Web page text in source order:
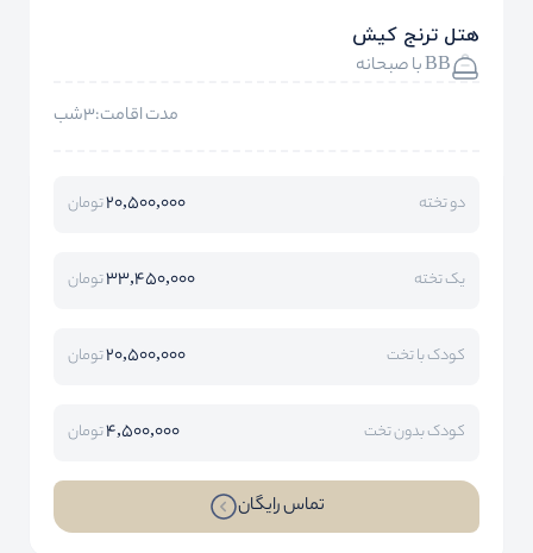
هتل ترنج کیش
BB با صبحانه
مدت اقامت:3شب
دو تخته 20,500,000تومان
یک تخته 33,450,000تومان
کودک با تخت 20,500,000تومان
کودک بدون تخت 4,500,000تومان
تماس رایگان